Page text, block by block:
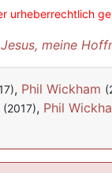
urheberrechtlich
Jesus, meine
, Phil Wickham
(2017), Phil